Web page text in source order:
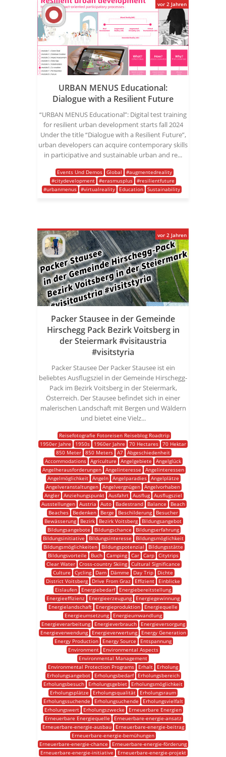
URBAN MENUS Educational:
Dialogue with a Resilient Future
“URBAN MENUS Educational”: Digital test training
for resilient urban development starts fall 2024
Under the title “Dialogue with a Resilient Future”,
urban developers can acquire contemporary skills
in participative and sustainable urban and re...
Events Und Demos Global
#augmentedreality
#citydevelopment #erasmusplus #resilientfuture
#urbanmenus #virtualreality Education Sustainability
vor 2 Jahren
Packer Stausee in der Gemeinde
Hirschegg Pack Bezirk Voitsberg in
der Steiermark #visitaustria
#visitstyria
Packer Stausee Der Packer Stausee ist ein
beliebtes Ausflugsziel in der Gemeinde Hirschegg-
Pack im Bezirk Voitsberg in der Steiermark,
Österreich. Der Stausee befindet sich in einer
malerischen Landschaft mit Bergen und Wäldern
und bietet eine Vielz...
Reisefotografie Fotoreisen Reiseblog Roadtrip
1950er Jahre
1950s 1960er Jahre 70 Hectares 70 Hektar
850 Meter 850 Meters A7 Abgeschiedenheit
Accommodations Agriculture Angelgebiete
Angelglück
Angelherausforderungen
Angelinteresse
Angelinteressen
Angelmöglichkeit
Angeln Angelparadies
Angelplätze
Angelveranstaltungen Angelvergnügen Angelvorhaben
Angler
Anziehungspunkt Ausfahrt Ausflug
Ausflugsziel
Ausstellungen
Austria Auto Badestrand Balance
Beach
Beaches
Bedenken Berge Beschilderung
Besucher
Bewässerung
Bezirk Bezirk Voitsberg
Bildungsangebot
Bildungsangebote
Bildungschance
Bildungserfahrung
Bildungsinitiative
Bildungsinteresse
Bildungsmöglichkeit
Bildungsmöglichkeiten
Bildungspotenzial
Bildungsstätte
Bildungsvorteile
Buch Camping Car Carp
Citytrips
Clear Water
Cross-country Skiing
Cultural Significance
Culture
Cycling Dam Dämme Day Trip
Dichte
District Voitsberg
Drive From Graz Effizient
Einblicke
Eislaufen
Energiebedarf
Energiebereitstellung
Energieeffizienz
Energieerzeugung
Energiegewinnung
Energielandschaft
Energieproduktion
Energiequelle
Energieumsetzung
Energieumwandlung
Energieverarbeitung
Energieverbrauch
Energieversorgung
Energieverwendung
Energieverwertung
Energy Generation
Energy Production
Energy Source
Entspannung
Environment
Environmental Aspects
Environmental Management
Environmental Protection Programs
Erhalt
Erholung
Erholungsangebot
Erholungsbedarf
Erholungsbereich
Erholungsbesuch
Erholungsgebiet
Erholungsmöglichkeit
Erholungsplätze
Erholungsqualität
Erholungsraum
Erholungssuchende
Erholungsuchende
Erholungsvielfalt
Erholungswert
Erholungszwecke
Erneuerbare Energien
Erneuerbare Energiequelle
Erneuerbare-energie-ansatz
Erneuerbare-energie-ausbau
Erneuerbare-energie-beitrag
Erneuerbare-energie-bemühungen
Erneuerbare-energie-chance
Erneuerbare-energie-förderung
Erneuerbare-energie-initiative
Erneuerbare-energie-projekt
vor 2 Jahren